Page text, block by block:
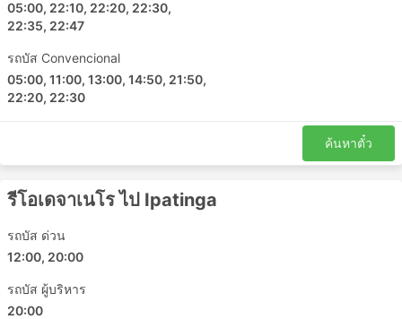
โดยสาร
สามารถปรับเปลี่ยนการเดินทางได้ตามความต้องการเพื่อความ
เป็นส่วนตัวและความสะดวกสบายได้ ชั้นโดยสารและประเภท
ของรถบัสที่แตกต่างกันตอบสนองความต้องการที่แตกต่างกัน
ของนักเดินทาง การเดินทางที่ถูกที่สุดมักให้บริการโดยรถ
โดยสารระดับมาตรฐาน อาจแยกได้เป็น ท้องถิ่น ด่วน หรือ
ธรรมดา ต่างถือเป็นทางเลือกที่ดีสำหรับการเดินทางระยะสั้น ตู้
นอนหรือรถโค้ชวีไอพีเหมาะสำหรับการเดินทางระยะยาวและ
ข้ามคืน การบริการอาจรวมไปถึงท่าเทียบเรือหรือที่นั่งปรับเอน
และของว่าง หรืออาหารมื้อใหญ่บนเรือหรือระหว่างเข้า
ห้องน้ำหรือแวะเติมน้ำมัน การเดินทางด้วยรถบัสกลางคืนช่วย
ให้คุณประหยัดค่าห้องพักในโรงแรมได้ แต่เพื่อให้แน่ใจว่าการ
เดินทางจะสะดวกสบายที่สุด ให้เลือกประเภทของรถบัสของ
05:00, 22:10, 22:20, 22:30,
22:35, 22:47
รถบัส Convencional
05:00, 11:00, 13:00, 14:50, 21:50,
22:20, 22:30
ค้นหาตั๋ว
รีโอเดจาเนโร ไป Ipatinga
รถบัส ด่วน
12:00, 20:00
รถบัส ผู้บริหาร
20:00